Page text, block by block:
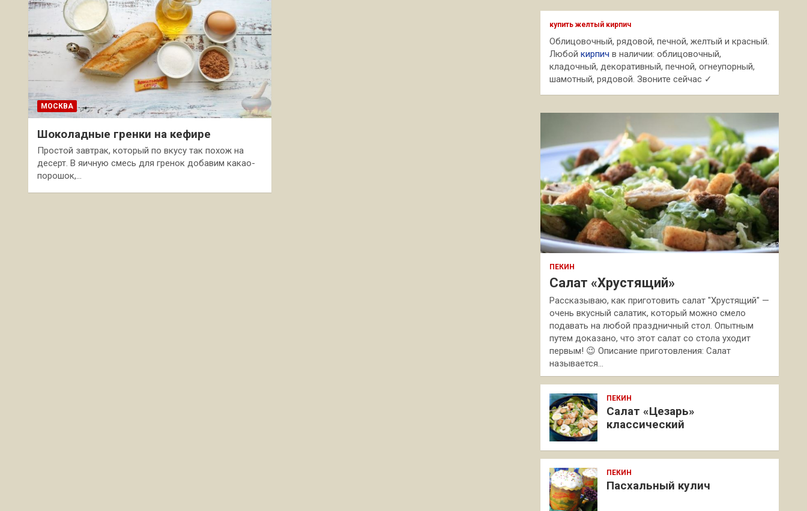
МОСКВА
Шоколадные гренки на кефире
Простой завтрак, который по вкусу так похож на
десерт. В яичную смесь для гренок добавим какао-
порошок,…
к
купить желтый кирпич
Облицовочный, рядовой, печной, желтый и красный.
Любойкирпич в наличии: облицовочный,
кладочный, декоративный, печной, огнеупорный,
шамотный, рядовой. Звоните сейчас ✓
ПЕКИН
Салат «Хрустящий»
Рассказываю, как приготовить салат "Хрустящий" —
очень вкусный салатик, который можно смело
подавать на любой праздничный стол. Опытным
путем доказано, что этот салат со стола уходит
первым! 😉 Описание приготовления: Салат
называется…
ПЕКИН
Салат «Цезарь»
классический
ПЕКИН
Пасхальный кулич